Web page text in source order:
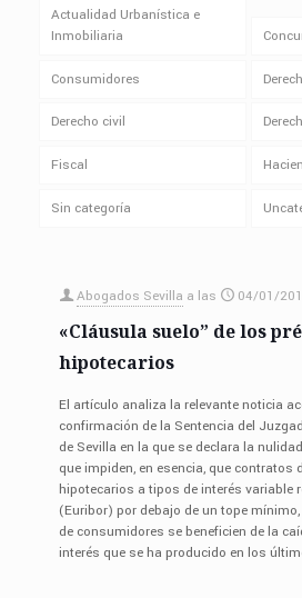
Actualidad Urbanística e
Inmobiliaria
Consumidores
Derecho civil
Fiscal
Sin categoría
Abogados Sevilla a las 04/01/
«Cláusula suelo” de los
hipotecarios
El artículo analiza la relevante noticia
confirmación de la Sentencia del
de Sevilla en la que se declara la
que impiden, en esencia, que contratos
hipotecarios a tipos de interés variable
(Euribor) por debajo de un tope
de consumidores se beneficien de la
interés que se ha producido en los